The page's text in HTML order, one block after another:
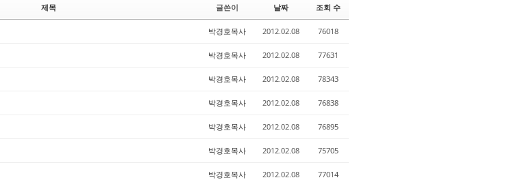
제목 글쓴이 날짜 조회 수
박경호목사 2012.02.08 76018
박경호목사 2012.02.08 77631
박경호목사 2012.02.08 78343
박경호목사 2012.02.08 76838
박경호목사 2012.02.08 76895
박경호목사 2012.02.08 75705
박경호목사 2012.02.08 77014